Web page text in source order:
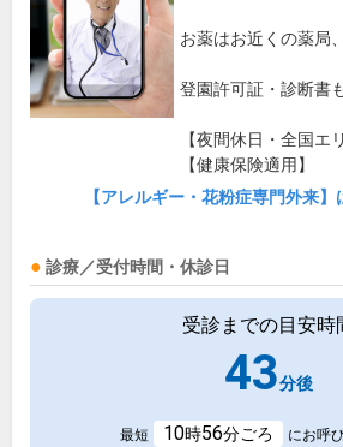
お薬はお近くの薬局
登園許可証・診断書
【夜間休日・全国エ
【健康保険適用】
【アレルギー・花粉症専門外来】
診療／受付時間・休診日
受診までの目安時
43分後
最短 10時56分ごろ にお呼